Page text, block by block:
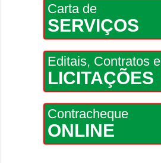
Carta de
SERVIÇOS
Editais, Contratos e
LICITAÇÕES
Contracheque
ONLINE